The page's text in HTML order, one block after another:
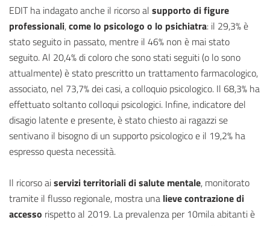
EDIT ha indagato anche il ricorso al supporto di figure
professionali,come lo psicologo o lo psichiatra: il 29,3% è
stato seguito in passato, mentre il 46% non è mai stato
seguito. Al 20,4% di coloro che sono stati seguiti (o lo sono
attualmente) è stato prescritto un trattamento farmacologico,
associato, nel 73,7% dei casi, a colloquio psicologico. Il 68,3% ha
effettuato soltanto colloqui psicologici. Infine, indicatore del
disagio latente e presente, è stato chiesto ai ragazzi se
sentivano il bisogno di un supporto psicologico e il 19,2% ha
espresso questa necessità.
Il ricorso aiservizi territoriali di salute mentale, monitorato
tramite il flusso regionale, mostra una lieve contrazione di
accesso rispetto al 2019. La prevalenza per 10mila abitanti è